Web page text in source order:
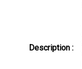
Description :